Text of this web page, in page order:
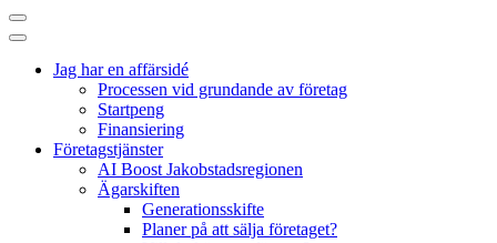
Sök
Huvudmeny
Jag har en affärsidé
Processen vid grundande av företag
Startpeng
Finansiering
Företagstjänster
AI Boost Jakobstadsregionen
Ägarskiften
Generationsskifte
Planer på att sälja företaget?